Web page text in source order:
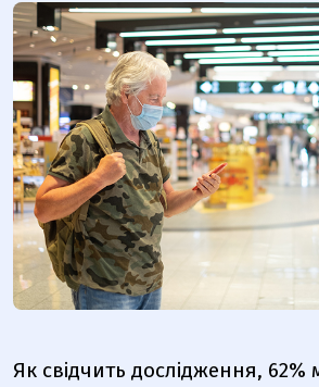
Як свідчить дослідження, 62%